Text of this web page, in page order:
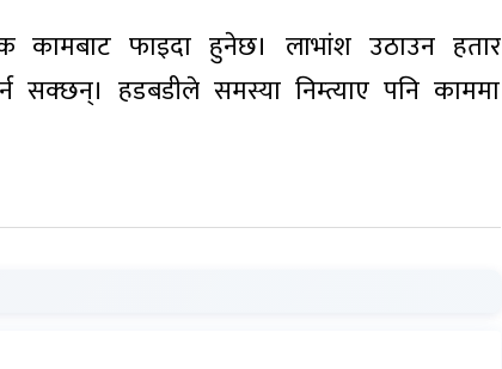
कामबाट फाइदा हुनेछ। लाभांश उठाउन हतार
सक्छन्। हडबडीले समस्या निम्त्याए पनि काममा